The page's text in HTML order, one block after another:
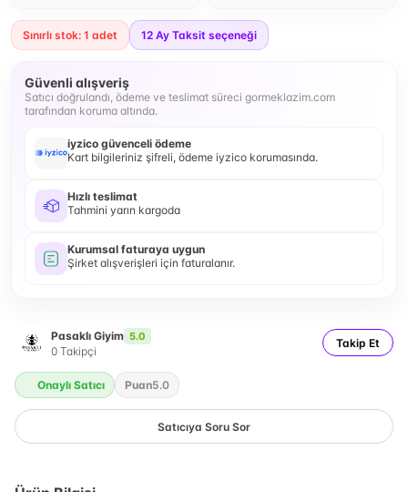
Sınırlı stok: 1 adet 12 Ay Taksit seçeneği
Güvenli alışveriş
Satıcı doğrulandı, ödeme ve teslimat süreci gormeklazim.com
tarafından koruma altında.
iyzico güvenceli ödeme
Kart bilgileriniz şifreli, ödeme iyzico korumasında.
Hızlı teslimat
Tahmini yarın kargoda
Kurumsal faturaya uygun
Şirket alışverişleri için faturalanır.
Pasaklı Giyim 5.0
0 Takipçi
Takip Et
Onaylı Satıcı Puan5.0
Satıcıya Soru Sor